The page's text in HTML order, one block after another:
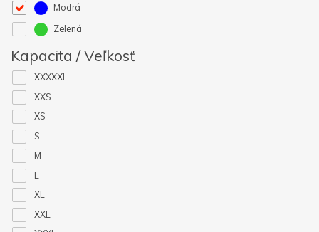
Modrá
Zelená
Kapacita / Veľkosť
XXXXXL
XXS
XS
S
M
L
XL
XXL